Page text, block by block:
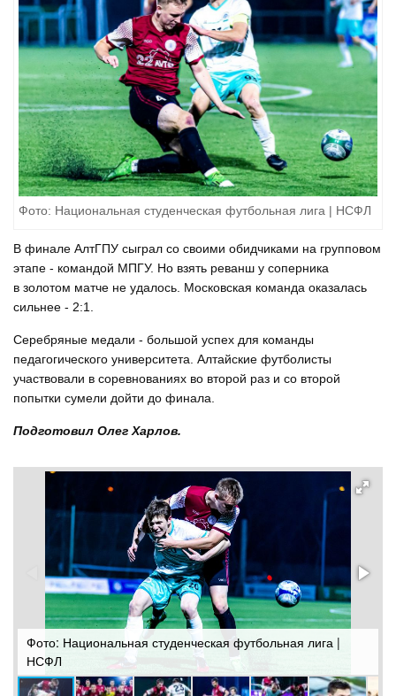
Фото: Национальная студенческая футбольная лига | НСФЛ
В финале АлтГПУ сыграл со своими обидчиками на групповом
этапе - командой МПГУ. Но взять реванш у соперника
в золотом матче не удалось. Московская команда оказалась
сильнее - 2:1.
Серебряные медали - большой успех для команды
педагогического университета. Алтайские футболисты
участвовали в соревнованиях во второй раз и со второй
попытки сумели дойти до финала.
Подготовил Олег Харлов.
Фото: Национальная студенческая футбольная лига |
НСФЛ